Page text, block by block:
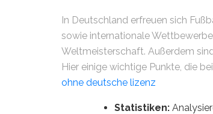
In Deutschland erfreuen sich
sowie internationale
Weltmeisterschaft. Außerdem
Hier einige wichtige Punkte, die
ohne deutsche lizenz
Statistiken: